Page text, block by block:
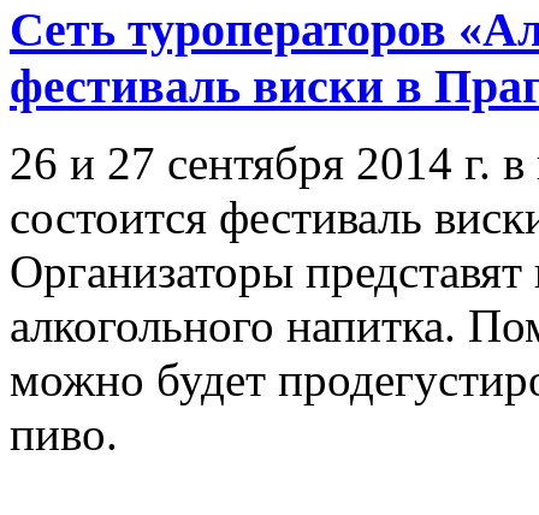
Сеть туроператоров
фестиваль виски в
26 и 27 сентября 2014 г.
состоится фестиваль
Организаторы
алкогольного напитка.
можно будет
пиво.